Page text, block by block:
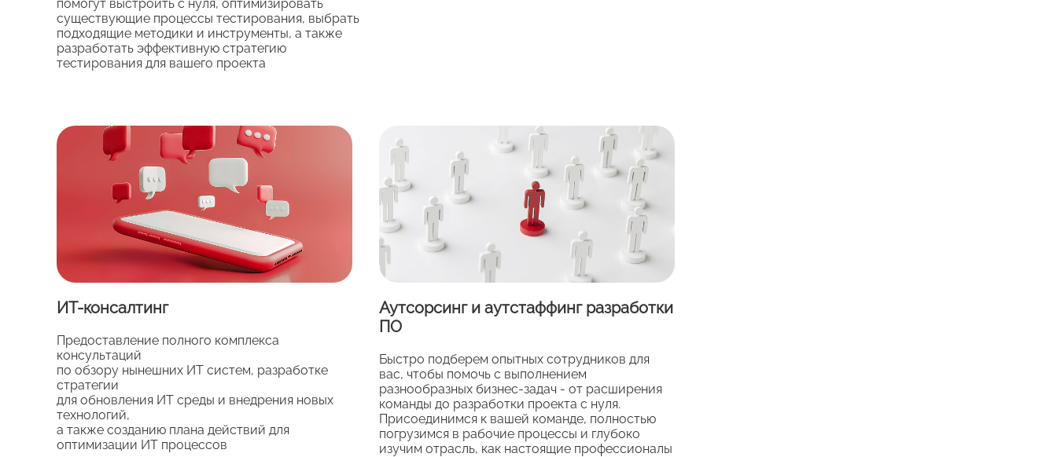
помогут выстроить с нуля, оптимизировать
существующие процессы тестирования, выбрать
подходящие методики и инструменты, а также
разработать эффективную стратегию
тестирования для вашего проекта
ИТ-консалтинг
Предоставление полного комплекса
консультаций
по обзору нынешних ИТ систем, разработке
стратегии
для обновления ИТ среды и внедрения новых
технологий,
а также созданию плана действий для
оптимизации ИТ процессов
Аутсорсинг и аутстаффинг разработки
ПО
Быстро подберем опытных сотрудников для
вас, чтобы помочь с выполнением
разнообразных бизнес-задач - от расширения
команды до разработки проекта с нуля.
Присоединимся к вашей команде, полностью
погрузимся в рабочие процессы и глубоко
изучим отрасль, как настоящие профессионалы